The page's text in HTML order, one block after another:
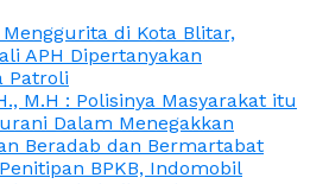
di Kota Blitar,
APH Dipertanyakan
Patroli
M.H : Polisinya Masyarakat itu
Dalam Menegakkan
Beradab dan Bermartabat
BPKB, Indomobil